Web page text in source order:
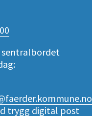
trygg digital post